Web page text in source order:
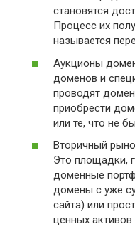
становятся
Процесс их
называется
Аукционы
доменов и
проводят
приобрести
или те, что не
Вторичный
Это площадки,
доменные
домены с уже
сайта) или
ценных